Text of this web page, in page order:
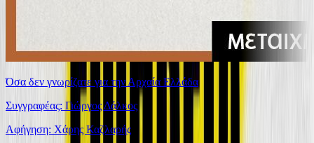
Όσα δεν γνωρίζατε για την Αρχαία Ελλάδα
Συγγραφέας: Γιώργος Δάλκος
Αφήγηση: Χάρης Καζλαρής